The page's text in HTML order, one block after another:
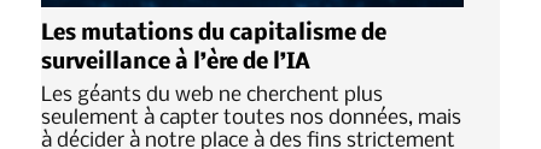
Les mutations du capitalisme de
surveillance à l’ère de l’IA
Les géants du web ne cherchent plus
seulement à capter toutes nos données, mais
à décider à notre place à des fins strictement